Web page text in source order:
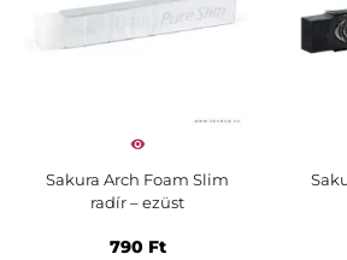
Sakura Arch Foam Slim
radír – ezüst
790 Ft